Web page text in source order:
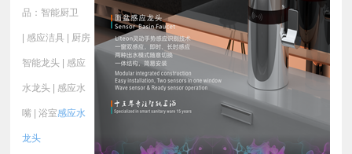
品：智能厨卫
| 感应洁具 | 厨房
智能龙头 | 感应
水龙头 | 感应水
嘴 | 浴室感应水
龙头